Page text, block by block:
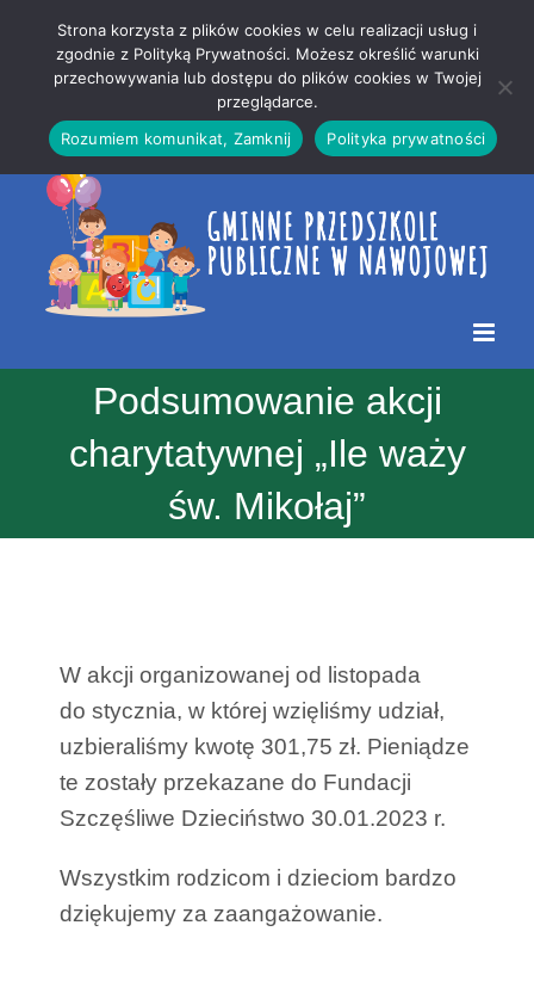
treści
strony
Podsumowanie akcji
charytatywnej „Ile waży
św. Mikołaj”
W akcji organizowanej od listopada
do stycznia, w której wzięliśmy udział,
uzbieraliśmy kwotę 301,75 zł. Pieniądze
te zostały przekazane do Fundacji
Szczęśliwe Dzieciństwo 30.01.2023 r.
Wszystkim rodzicom i dzieciom bardzo
dziękujemy za zaangażowanie.
Strona korzysta z plików cookies w celu realizacji usług i
zgodnie z Polityką Prywatności. Możesz określić warunki
przechowywania lub dostępu do plików cookies w Twojej
przeglądarce.
Rozumiem komunikat, Zamknij
Polityka prywatności